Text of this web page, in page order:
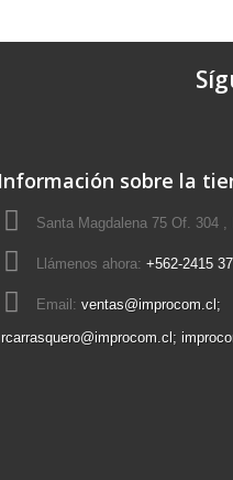
Información sobre la
Santa Magdalena 75 Of. 304
Llámenos ahora: +562-2415
Email: ventas@improcom.cl;
rcarrasquero@improcom.cl;